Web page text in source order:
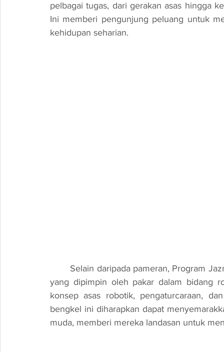
pelbagai tugas, dari gerakan asas hingga
Ini memberi pengunjung peluang untuk
kehidupan seharian.
yang dipimpin oleh pakar dalam bidang
konsep asas robotik, pengaturcaraan,
bengkel ini diharapkan dapat
muda, memberi mereka landasan untuk